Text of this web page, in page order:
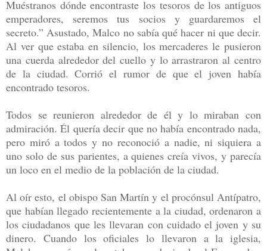
Muéstranos dónde encontraste los tesoros de los antiguos
emperadores, seremos tus socios y guardaremos el
secreto.” Asustado, Malco no sabía qué hacer ni que decir.
Al ver que estaba en silencio, los mercaderes le pusieron
una cuerda alrededor del cuello y lo arrastraron al centro
de la ciudad. Corrió el rumor de que el joven había
encontrado tesoros.
Todos se reunieron alrededor de él y lo miraban con
admiración. Él quería decir que no había encontrado nada,
pero miró a todos y no reconoció a nadie, ni siquiera a
uno solo de sus parientes, a quienes creía vivos, y parecía
un loco en el medio de la población de la ciudad.
Al oír esto, el obispo San Martín y el procónsul Antípatro,
que habían llegado recientemente a la ciudad, ordenaron a
los ciudadanos que les llevaran con cuidado el joven y su
dinero. Cuando los oficiales lo llevaron a la iglesia,